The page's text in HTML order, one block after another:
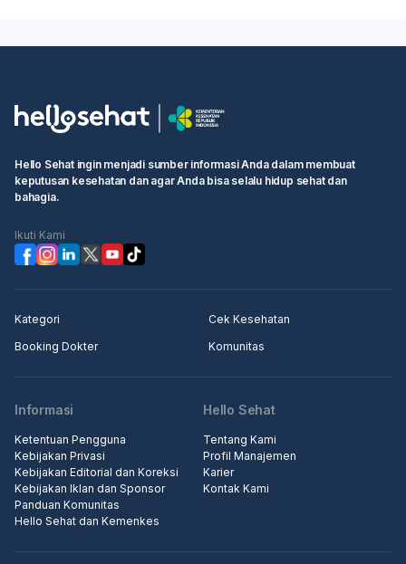
Hello Sehat ingin menjadi sumber informasi Anda dalam membuat
keputusan kesehatan dan agar Anda bisa selalu hidup sehat dan
bahagia.
Ikuti Kami
Kategori
Cek Kesehatan
Booking Dokter
Komunitas
Informasi
Ketentuan Pengguna
Kebijakan Privasi
Kebijakan Editorial dan Koreksi
Kebijakan Iklan dan Sponsor
Panduan Komunitas
Hello Sehat dan Kemenkes
Hello Sehat
Tentang Kami
Profil Manajemen
Karier
Kontak Kami